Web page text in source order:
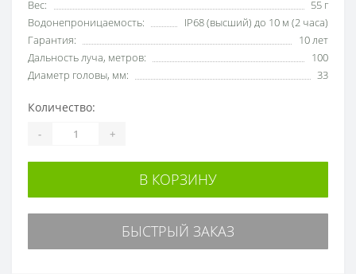
Вес:
55 г
Водонепроницаемость:
IP68 (высший) до 10 м (2 часа)
Гарантия:
10 лет
Дальность луча, метров:
100
Диаметр головы, мм:
33
Количество:
- +
В КОРЗИНУ
БЫСТРЫЙ ЗАКАЗ